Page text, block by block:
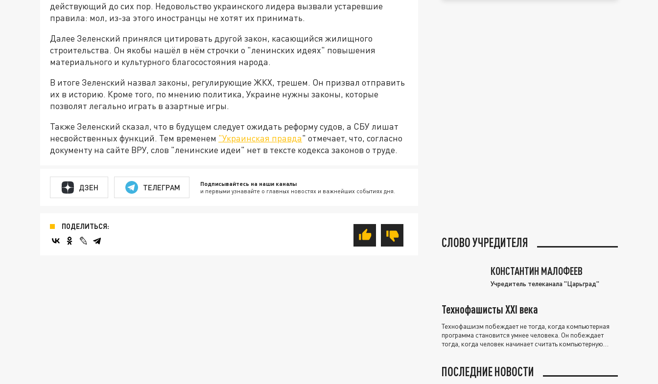
действующий до сих пор. Недовольство украинского лидера вызвали устаревшие
правила: мол, из-за этого иностранцы не хотят их принимать.
Далее Зеленский принялся цитировать другой закон, касающийся жилищного
строительства. Он якобы нашёл в нём строчки о "ленинских идеях" повышения
материального и культурного благосостояния народа.
В итоге Зеленский назвал законы, регулирующие ЖКХ, трешем. Он призвал отправить
их в историю. Кроме того, по мнению политика, Украине нужны законы, которые
позволят легально играть в азартные игры.
Также Зеленский сказал, что в будущем следует ожидать реформу судов, а СБУ лишат
несвойственных функций. Тем временем "Украинская правда" отмечает, что, согласно
документу на сайте ВРУ, слов "ленинские идеи" нет в тексте кодекса законов о труде.
ДЗЕН ТЕЛЕГРАМ Подписывайтесь на наши каналы
и первыми узнавайте о главных новостях и важнейших событиях дня.
ПОДЕЛИТЬСЯ:
СЛОВО УЧРЕДИТЕЛЯ
КОНСТАНТИН МАЛОФЕЕВ
Учредитель телеканала "Царьград"
Технофашисты XXI века
Технофашизм побеждает не тогда, когда компьютерная
программа становится умнее человека. Он побеждает
тогда, когда человек начинает считать компьютерную
ПОСЛЕДНИЕ НОВОСТИ